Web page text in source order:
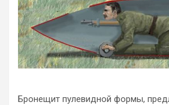
Бронещит пулевидной формы,